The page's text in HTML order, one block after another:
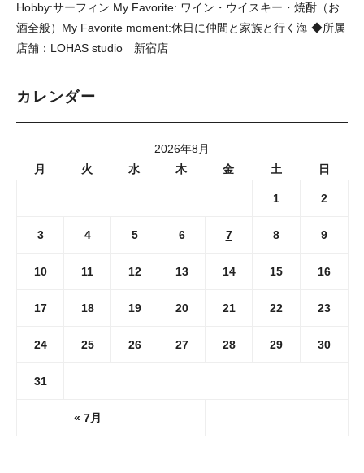
Hobby:サーフィン My Favorite: ワイン・ウイスキー・焼酎（お
酒全般）My Favorite moment:休日に仲間と家族と行く海 ◆所属
店舗：LOHAS studio 新宿店
カレンダー
2026年8月
月
火 水 木 金 土 日
« 7月
1 2
3 4 5 6 7 8 9
10 11 12 13 14 15 16
17 18 19 20 21 22 23
24 25 26 27 28 29 30
31